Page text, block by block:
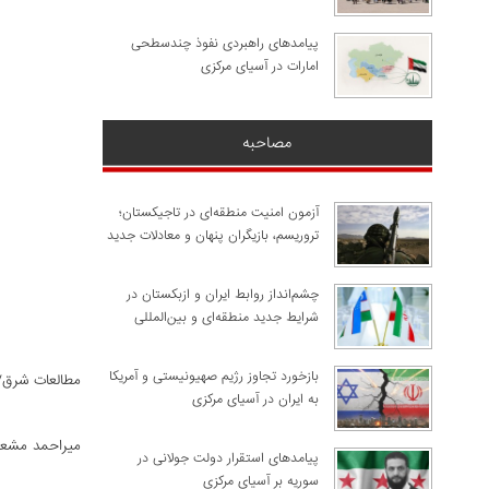
مطالعات
میراحمد
پیامدهای راهبردی نفوذ چندسطحی
امارات در آسیای مرکزی
مصاحبه
آزمون امنیت منطقه‌ای در تاجیکستان؛
تروریسم، بازیگران پنهان و معادلات جدید
چشم‌انداز روابط ایران و ازبکستان در
شرایط جدید منطقه‌ای و بین‌المللی
​بازخورد تجاوز رژیم صهیونیستی و آمریکا
به ایران در آسیای مرکزی
پیامدهای استقرار دولت جولانی در
سوریه بر آسیای مرکزی